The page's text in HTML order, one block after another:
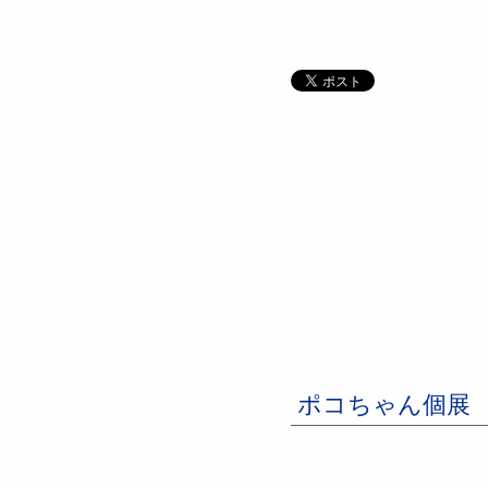
ポコちゃん個展